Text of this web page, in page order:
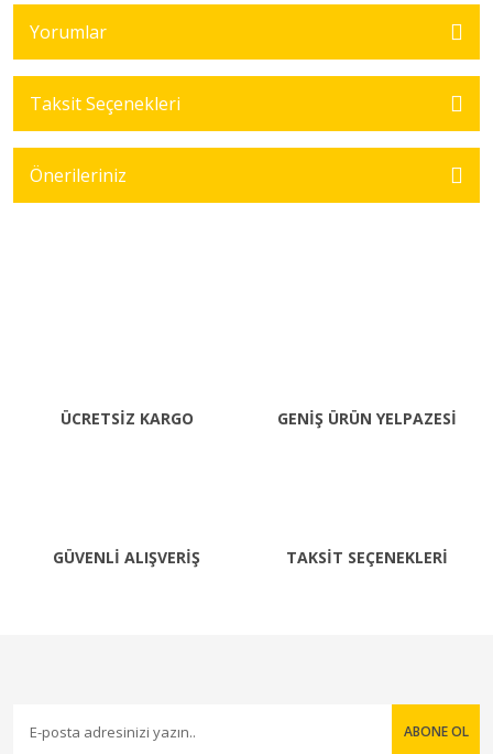
Yorumlar
Taksit Seçenekleri
Önerileriniz
ÜCRETSİZ KARGO GENİŞ ÜRÜN YELPAZESİ
GÜVENLİ ALIŞVERİŞ TAKSİT SEÇENEKLERİ
ABONE OL